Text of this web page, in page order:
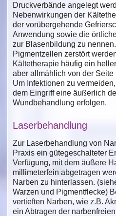
Druckverbände angelegt
Nebenwirkungen der
der vorübergehende
Anwendung sowie die
zur Blasenbildung zu
Pigmentzellen zerstört
Kältetherapie häufig ein
aber allmählich von der
Um Infektionen zu
dem Eingriff eine äußerlich
Wundbehandlung erfolgen.
Laserbehandlung
Zur Laserbehandlung von
Praxis ein gütegeschalteter
Verfügung, mit dem äußere
millimeterfein abgetragen
Narben zu hinterlassen.
Warzen und Pigmentflecke)
vertieften Narben, wie z.B.
ein Abtragen der